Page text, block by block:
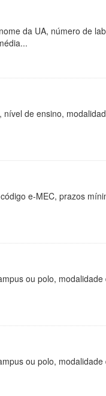
da UA, número de
de ensino,
e-MEC, prazos
ou polo,
ou polo,